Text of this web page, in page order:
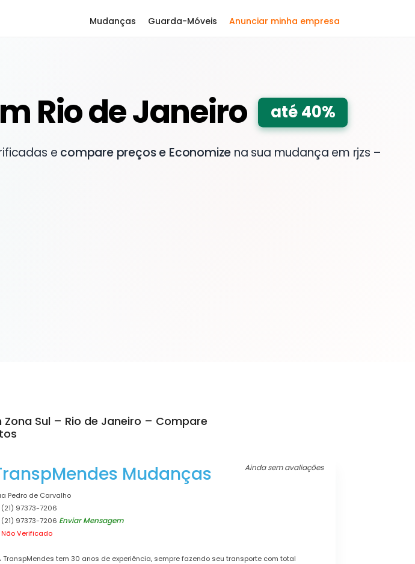
Mudanças Guarda-Móveis Anunciar minha empresa
Rio de Janeiro até 40%
e compare preços e Economize na sua mudança em rjzs –
Sul – Rio de Janeiro – Compare
Ainda sem avaliações
Mudanças
Pedro de Carvalho
(21) 97373-7206
(21) 97373-7206 Enviar Mensagem
Não Verificado
TranspMendes tem 30 anos de experiência, sempre fazendo seu transporte com total